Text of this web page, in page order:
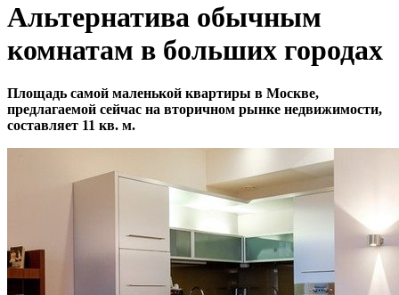
Альтернатива обычным
комнатам в больших городах
Площадь самой маленькой квартиры в Москве,
предлагаемой сейчас на вторичном рынке недвижимости,
составляет 11 кв. м.